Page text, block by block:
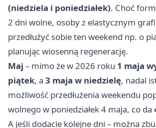
(niedziela i poniedziałek). Choć
2 dni wolne, osoby z elastycznym
przedłużyć sobie ten weekend np. o
planując wiosenną regenerację.
Maj – mimo że w 2026 roku 1 maja
piątek, a 3 maja w niedzielę, nadal
możliwość przedłużenia weekendu
wolnego w poniedziałek 4 maja, co da
A jeśli dodacie kolejne dni – można